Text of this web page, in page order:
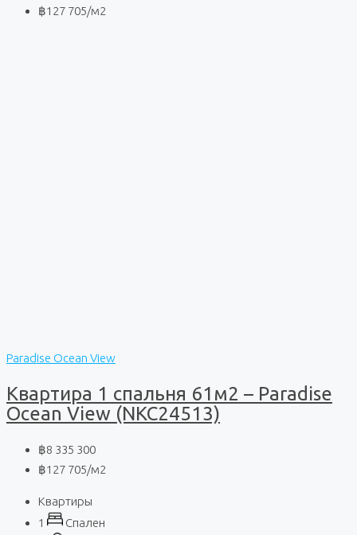
฿127 705/м2
Paradise Ocean View
Квартира 1 спальня 61м2 – Paradise
Ocean View (NKC24513)
฿8 335 300
฿127 705/м2
Квартиры
1
Спален